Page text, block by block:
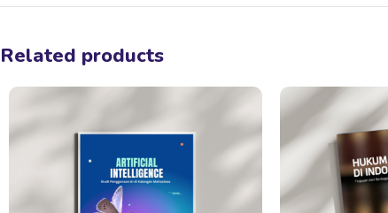
Related products